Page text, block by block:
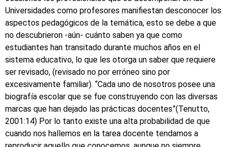
Universidades como profesores manifiestan desconocer los
aspectos pedagógicos de la temática, esto se debe a que
no descubrieron -aún- cuánto saben ya que como
estudiantes han transitado durante muchos años en el
sistema educativo, lo que les otorga un saber que requiere
ser revisado, (revisado no por erróneo sino por
excesivamente familiar). “Cada uno de nosotros posee una
biografía escolar que se fue construyendo con las diversas
marcas que han dejado las prácticas docentes”(Tenutto,
2001:14) Por lo tanto existe una alta probabilidad de que
cuando nos hallemos en la tarea docente tendamos a